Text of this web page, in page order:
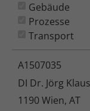
Gebäude
Prozesse
Transport
A1507035
DI Dr. Jörg
1190 Wien, AT